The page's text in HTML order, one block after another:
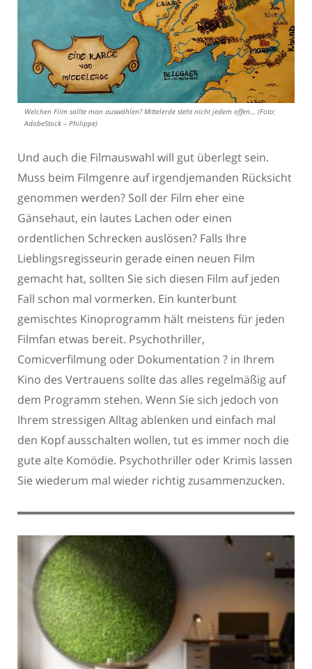
Welchen Film sollte man auswählen? Mittelerde steht nicht jedem offen… (Foto:
AdobeStock – Philippe)
Und auch die Filmauswahl will gut überlegt sein.
Muss beim Filmgenre auf irgendjemanden Rücksicht
genommen werden? Soll der Film eher eine
Gänsehaut, ein lautes Lachen oder einen
ordentlichen Schrecken auslösen? Falls Ihre
Lieblingsregisseurin gerade einen neuen Film
gemacht hat, sollten Sie sich diesen Film auf jeden
Fall schon mal vormerken. Ein kunterbunt
gemischtes Kinoprogramm hält meistens für jeden
Filmfan etwas bereit. Psychothriller,
Comicverfilmung oder Dokumentation ? in Ihrem
Kino des Vertrauens sollte das alles regelmäßig auf
dem Programm stehen. Wenn Sie sich jedoch von
Ihrem stressigen Alltag ablenken und einfach mal
den Kopf ausschalten wollen, tut es immer noch die
gute alte Komödie. Psychothriller oder Krimis lassen
Sie wiederum mal wieder richtig zusammenzucken.